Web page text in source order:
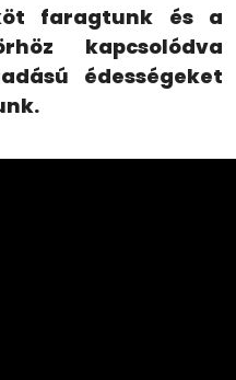
faragtunk és a
kapcsolódva
édességeket